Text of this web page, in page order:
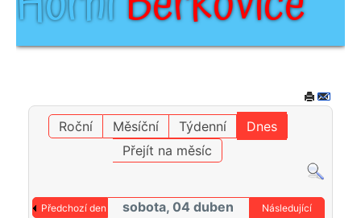
Roční Měsíční Týdenní
Dnes
Přejít na měsíc
Předchozí den
sobota, 04 duben
Následující